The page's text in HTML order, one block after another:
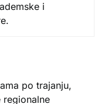
i
po trajanju,
regionalne